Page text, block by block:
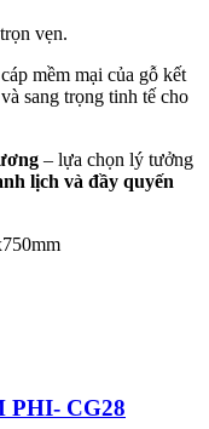
vẹn.
mềm mại của gỗ kết
sang trọng tinh tế cho
– lựa chọn lý tưởng
lịch và đầy quyến
PHI- CG28